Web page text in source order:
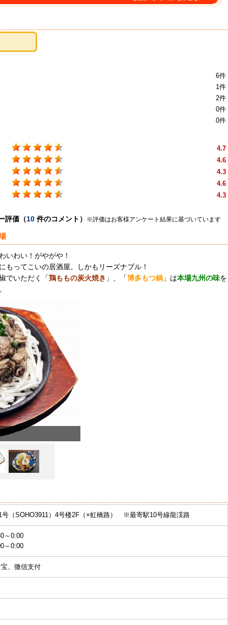
6件
1件
2件
0件
0件
4.7
4.6
4.3
4.6
4.3
評価（10 件のコメント） ※評価はお客様アンケート結果に基づいています
いわい！がやがや！
もってこいの居酒屋。しかもリーズナブル！
でいただく「鶏ももの炭火焼き 」、「博多もつ鍋 」は本場九州の味を
号（SOHO3911）4号楼2F（×虹橋路） ※最寄駅10号線龍渓路
～0:00
～0:00
、微信支付